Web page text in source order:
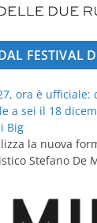
FESTIVAL
ora è ufficiale:
a sei il 18
Big
la nuova
Stefano De